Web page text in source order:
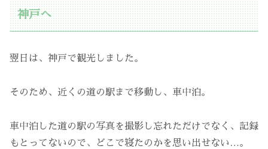
神戸へ
翌日は、神戸で観光しました。
そのため、近くの道の駅まで移動し、車中泊。
車中泊した道の駅の写真を撮影し忘れただけでなく、記録
もとってないので、どこで寝たのかを思い出せない…。